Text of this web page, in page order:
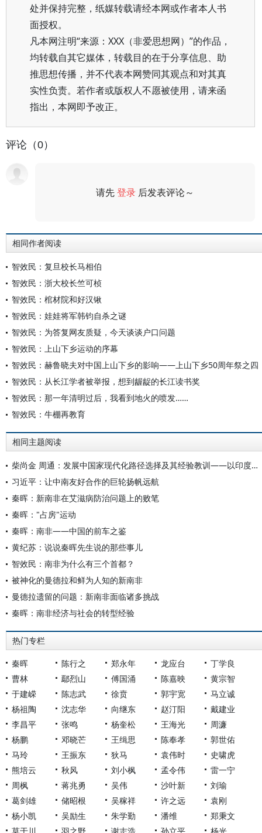
处并保持完整，纸媒转载请经本网或作者本人书
面授权。
凡本网注明“来源：XXX（非爱思想网）”的作品，
均转载自其它媒体，转载目的在于分享信息、助
推思想传播，并不代表本网赞同其观点和对其真
实性负责。若作者或版权人不愿被使用，请来函
指出，本网即予改正。
评论（0）
请先登录 后发表评论～
相同作者阅读
智效民：复旦校长马相伯
智效民：浙大校长竺可桢
智效民：棺材院和好汉锹
智效民：娃娃将军韩钧自杀之谜
智效民：为答复网友质疑，今天谈谈户口问题
智效民：上山下乡运动的序幕
智效民：赫鲁晓夫对中国上山下乡的影响——上山下乡50周年祭之四
智效民：从长江学者被举报，想到龌龊的长江读书奖
智效民：那一年清明过后，我看到地火的喷发……
智效民：牛棚再教育
相同主题阅读
柴尚金 周通：发展中国家现代化路径选择及其经验教训——以印度、巴西、南非等国的现代化为例
习近平：让中南友好合作的巨轮扬帆远航
秦晖：新南非在艾滋病防治问题上的败笔
秦晖："占房"运动
秦晖：南非——中国的前车之鉴
黄纪苏：说说秦晖先生说的那些事儿
智效民：南非为什么有三个首都？
被神化的曼德拉和鲜为人知的新南非
曼德拉遗留的问题：新南非面临诸多挑战
秦晖：南非经济与社会的转型经验
热门专栏
秦晖 陈行之 郑永年 龙应台
丁学良
曹林
鄢烈山 傅国涌 陈嘉映
黄宗智
于建嵘
陈志武 徐贲 郭宇宽
马立诚
杨祖陶
沈志华 向继东 赵汀阳
戴建业
李昌平
张鸣 杨奎松 王海光
周濂
杨鹏
邓晓芒 王缉思 陈奉孝
郭世佑
马玲
王振东 狄马 袁伟时
史啸虎
熊培云
秋风 刘小枫 孟令伟
雷一宁
周枫
蒋兆勇 吴伟 沙叶新
刘瑜
葛剑雄
储昭根 吴稼祥 许之远
袁刚
杨小凯
吴励生 朱学勤 潘维
郑秉文